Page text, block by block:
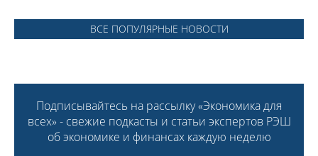
ВСЕ ПОПУЛЯРНЫЕ НОВОСТИ
Подписывайтесь на рассылку «Экономика для
всех» - свежие подкасты и статьи экспертов РЭШ
об экономике и финансах каждую неделю